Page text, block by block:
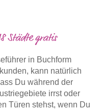
Städte gratis
in Buchform
kann natürlich
Du während der
irrst oder
Türen stehst, wenn Du